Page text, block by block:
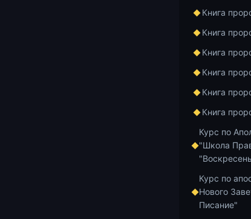
Книга
Книга
Книга
Книга
Книга
Книга
Курс по
"Школа
Курс по
Нового
Писание"
Просим
4276
через
/ пишите
или
Номер
4276